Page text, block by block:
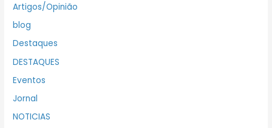
Artigos/Opinião
blog
Destaques
DESTAQUES
Eventos
Jornal
NOTICIAS